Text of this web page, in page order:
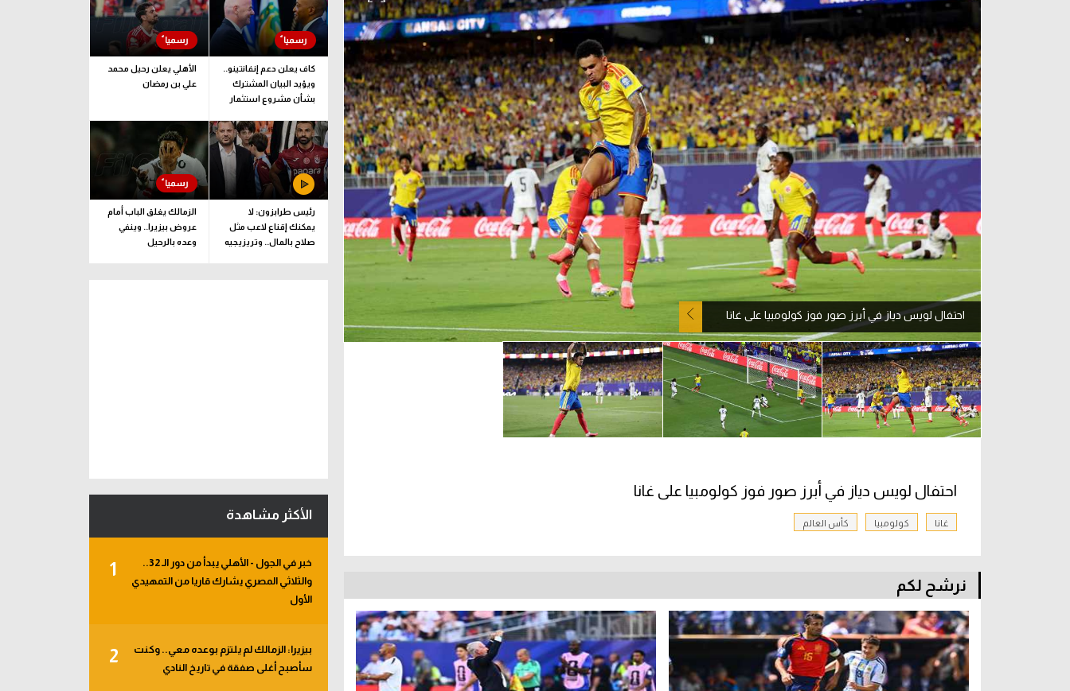
ركن الألعاب
الدوري السعودي للمحترفين
دوري أبطال أوروبا
دوري أبطال إفريقيا
كل البطولات
دوري أبطال أوروبا
القسم الثاني
رياضات أخرى
آسيا
أمريكا
ركن الألعاب
احتفال لويس دياز في أبرز صور فوز كولومبيا على غانا
احتفال لويس دياز في أبرز صور فوز كولومبيا على غانا
غانا كولومبيا كأس العالم
نرشح لكم
كاف يعلن دعم إنفانتينو..
ويؤيد البيان المشترك
بشأن مشروع استثمار
الأهلي يعلن رحيل محمد
علي بن رمضان
رئيس طرابزون: لا
يمكنك إقناع لاعب مثل
صلاح بالمال.. وتريزيجيه
الزمالك يغلق الباب أمام
عروض بيزيرا.. وينفي
وعده بالرحيل
الأكثر مشاهدة
1
خبر في الجول - الأهلي يبدأ من دور الـ 32..
والثلاثي المصري يشارك قاريا من التمهيدي
الأول
2
بيزيرا: الزمالك لم يلتزم بوعده معي.. وكنت
سأصبح أغلى صفقة في تاريخ النادي